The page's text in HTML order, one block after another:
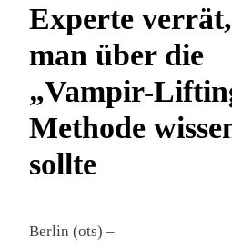
Experte
man über die
„Vampir-
Methode
sollte
Berlin (ots) –